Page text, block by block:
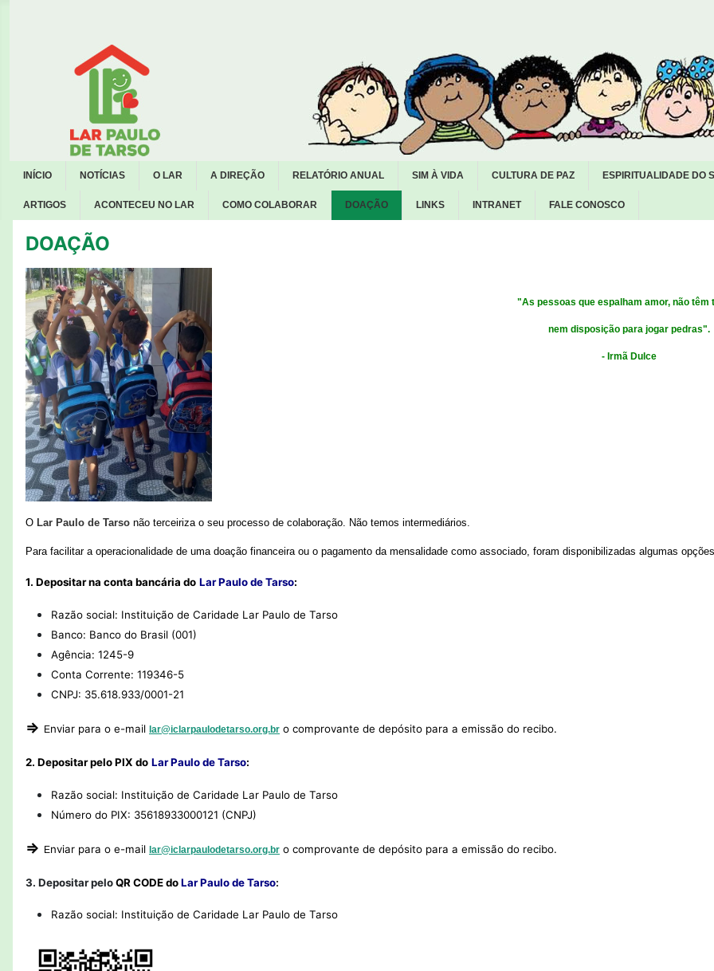
INÍCIO NOTÍCIAS O LAR A DIREÇÃO RELATÓRIO ANUAL SIM À VIDA CULTURA DE PAZ ESPIRITUALIDADE DO
ARTIGOS ACONTECEU NO LAR COMO COLABORAR DOAÇÃO LINKS INTRANET FALE CONOSCO
DOAÇÃO
"As pessoas que espalham amor, não têm
nem disposição para jogar pedras".
- Irmã Dulce
O Lar Paulo de Tarso não terceiriza o seu processo de colaboração. Não temos intermediários.
Para facilitar a operacionalidade de uma doação financeira ou o pagamento da mensalidade como associado, foram disponibilizadas algumas
1. Depositar na conta bancária do Lar Paulo de Tarso:
Razão social: Instituição de Caridade Lar Paulo de Tarso
Banco: Banco do Brasil (001)
Agência: 1245-9
Conta Corrente: 119346-5
CNPJ: 35.618.933/0001-21
⇒ Enviar para o e-mail lar@iclarpaulodetarso.org.br o comprovante de depósito para a emissão do recibo.
2. Depositar pelo PIX do Lar Paulo de Tarso:
Razão social: Instituição de Caridade Lar Paulo de Tarso
Número do PIX: 35618933000121 (CNPJ)
⇒ Enviar para o e-mail lar@iclarpaulodetarso.org.br o comprovante de depósito para a emissão do recibo.
3. Depositar peloQR CODE doLar Paulo de Tarso:
Razão social: Instituição de Caridade Lar Paulo de Tarso